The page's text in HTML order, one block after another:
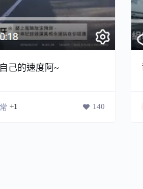
己的速度阿~
+1 140